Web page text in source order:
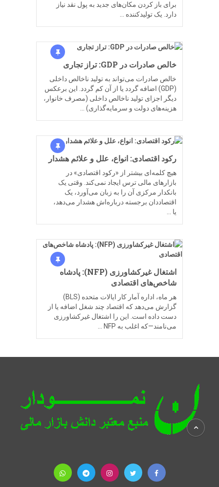
برای باز کردن مکان‌های جدید به پول نقد نیاز
دارد. یک تولیدکننده …
خالص صادرات در GDP: تراز تجاری
خالص صادرات می‌تواند به تولید ناخالص داخلی
(GDP) اضافه گردد یا از آن کم گردد. این برعکس
دیگر اجزای تولید ناخالص داخلی (مصرف خانوار،
هزینه‌های دولت و سرمایه‌گذاری) …
رکود اقتصادی: انواع، علل و علائم هشدار
هیچ کلمه‌ای بیشتر از «رکود اقتصادی» در
بازارهای مالی ترس ایجاد نمی‌کند. وقتی یک
بانکدار مرکزی آن را به زبان می‌آورد، یک
اقتصاددان برجسته درباره‌اش هشدار می‌دهد،
یا …
اشتغال غیرکشاورزی (NFP): پادشاه
شاخص‌های اقتصادی
هر ماه، اداره آمار کار ایالات متحده (BLS)
گزارش می‌دهد که اقتصاد چند شغل اضافه یا از
دست داده است. این را اشتغال غیرکشاورزی
می‌نامند—که اغلب به NFP …